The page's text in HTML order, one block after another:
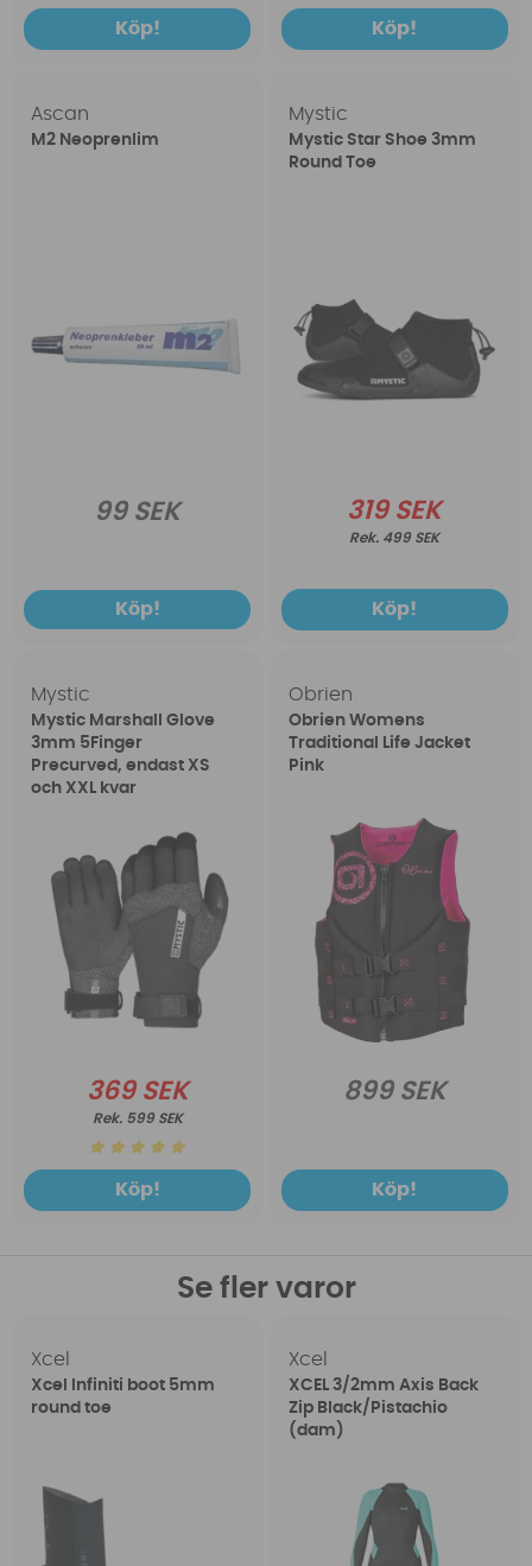
Köp! Köp!
Ascan
M2 Neoprenlim
99 SEK
Köp!
Mystic
Mystic Star Shoe 3mm
Round Toe
319 SEK
499 SEK
Köp!
Mystic
Mystic Marshall Glove
3mm 5Finger
Precurved, endast XS
och XXL kvar
369 SEK
599 SEK
Köp!
Obrien
Obrien Womens
Traditional Life Jacket
Pink
899 SEK
Köp!
Se fler varor
Xcel
Xcel Infiniti boot 5mm
round toe
Xcel
XCEL 3/2mm Axis Back
Zip Black/Pistachio
(dam)